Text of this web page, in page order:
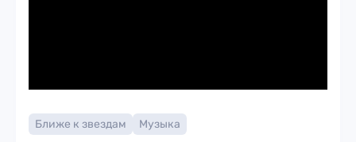
Ближе к звездам Музыка